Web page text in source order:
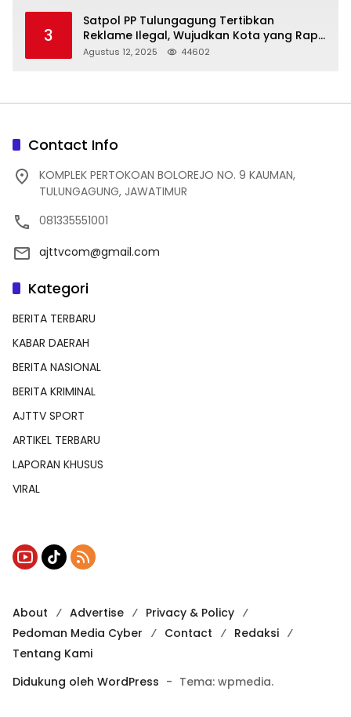
3
Satpol PP Tulungagung Tertibkan
Reklame Ilegal, Wujudkan Kota yang Rapi
dan Indah
Agustus 12, 2025 44602
Contact Info
KOMPLEK PERTOKOAN BOLOREJO NO. 9 KAUMAN,
TULUNGAGUNG, JAWATIMUR
081335551001
ajttvcom@gmail.com
Kategori
BERITA TERBARU
KABAR DAERAH
BERITA NASIONAL
BERITA KRIMINAL
AJTTV SPORT
ARTIKEL TERBARU
LAPORAN KHUSUS
VIRAL
About Advertise
Privacy & Policy
Pedoman Media Cyber
Contact
Redaksi
Tentang Kami
Didukung oleh WordPress - Tema: wpmedia.